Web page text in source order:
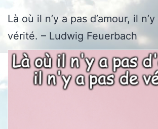
Là où il n’y a pas d’amour, il
vérité. – Ludwig Feuerbach